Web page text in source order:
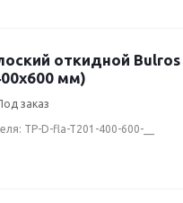
откидной
мм)
заказ
TP-D-fla-T201-400-600-__